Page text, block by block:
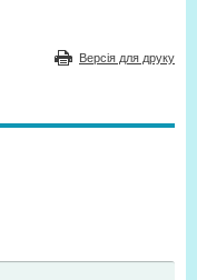
Версія для друку